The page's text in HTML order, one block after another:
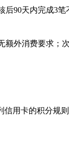
后90天内完成3
额外消费要求；
信用卡的积分规